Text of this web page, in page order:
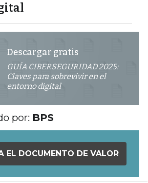
Descargar gratis
GUÍA CIBERSEGURIDAD 2025:
Claves para sobrevivir en el
entorno digital
por: BPS
EL DOCUMENTO DE VALOR